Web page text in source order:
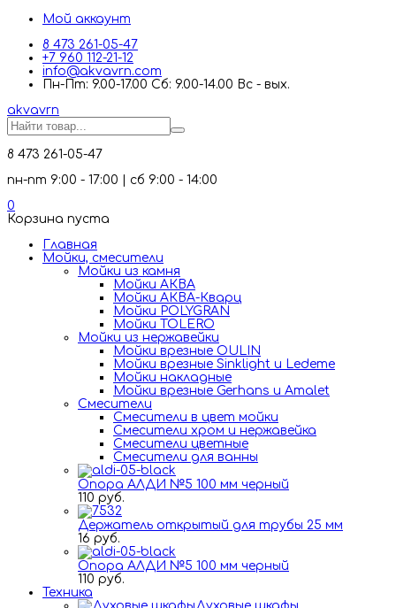
Мой аккаунт
8 473 261-05-47
+7 960 112-21-12
info@akvavrn.com
Пн-Пт: 9.00-17.00 Сб: 9.00-14.00 Вс - вых.
akvavrn
8 473 261-05-47
пн-пт 9:00 - 17:00 | сб 9:00 - 14:00
0
Корзина пуста
Главная
Мойки, смесители
Mойки из камня
Мойки АКВА
Мойки АКВА-Кварц
Мойки POLYGRAN
Мойки TOLERO
Мойки из нержавейки
Мойки врезные OULIN
Мойки врезные Sinklight и Ledeme
Мойки накладные
Мойки врезные Gerhans и Amalet
Смесители
Смесители в цвет мойки
Смесители хром и нержавейка
Смесители цветные
Смесители для ванны
Опора АЛДИ №5 100 мм черный
110 руб.
Держатель открытый для трубы 25 мм
16 руб.
Опора АЛДИ №5 100 мм черный
110 руб.
Техника